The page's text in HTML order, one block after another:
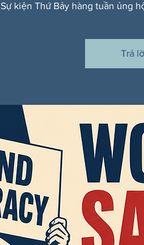
Sự kiện Thứ Bảy hàng tuần ủng
Trả